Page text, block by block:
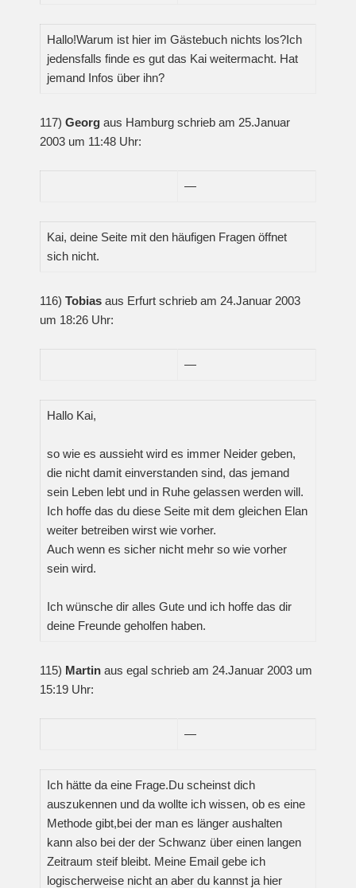
Hallo!Warum ist hier im Gästebuch nichts los?Ich
jedensfalls finde es gut das Kai weitermacht. Hat
jemand Infos über ihn?
117) Georg aus Hamburg schrieb am 25.Januar
2003 um 11:48 Uhr:
—
Kai, deine Seite mit den häufigen Fragen öffnet
sich nicht.
116) Tobias aus Erfurt schrieb am 24.Januar 2003
um 18:26 Uhr:
—
Hallo Kai,
so wie es aussieht wird es immer Neider geben,
die nicht damit einverstanden sind, das jemand
sein Leben lebt und in Ruhe gelassen werden will.
Ich hoffe das du diese Seite mit dem gleichen Elan
weiter betreiben wirst wie vorher.
Auch wenn es sicher nicht mehr so wie vorher
sein wird.
Ich wünsche dir alles Gute und ich hoffe das dir
deine Freunde geholfen haben.
115) Martin aus egal schrieb am 24.Januar 2003 um
15:19 Uhr:
—
Ich hätte da eine Frage.Du scheinst dich
auszukennen und da wollte ich wissen, ob es eine
Methode gibt,bei der man es länger aushalten
kann also bei der der Schwanz über einen langen
Zeitraum steif bleibt. Meine Email gebe ich
logischerweise nicht an aber du kannst ja hier